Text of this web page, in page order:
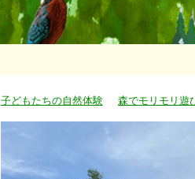
子どもたちの自然体験 森でモリモリ遊